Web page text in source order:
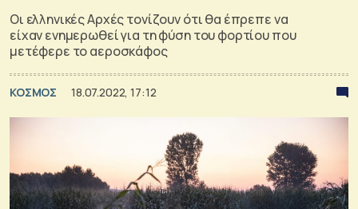
Οι ελληνικές Αρχές τονίζουν ότι θα έπρεπε να
είχαν ενημερωθεί για τη φύση του φορτίου που
μετέφερε το αεροσκάφος
ΚΟΣΜΟΣ 18.07.2022, 17:12